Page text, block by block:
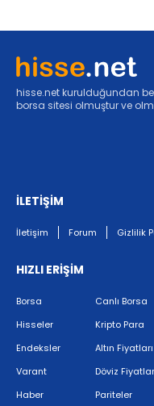
hisse.net kurulduğundan
borsa sitesi olmuştur ve
İLETİŞİM
İletişim Forum Gizlilik
HIZLI ERİŞİM
Borsa
Hisseler
Endeksler
Varant
Haber
Canlı Borsa
Kripto Para
Altın Fiyatları
Döviz
Pariteler